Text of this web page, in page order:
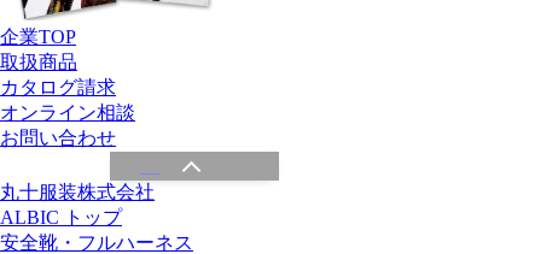
企業TOP
取扱商品
カタログ請求
オンライン相談
お問い合わせ
丸十服装株式会社
ALBIC トップ
安全靴・フルハーネス